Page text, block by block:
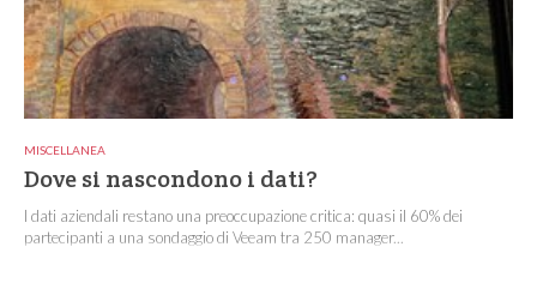
MISCELLANEA
Dove si nascondono i dati?
I dati aziendali restano una preoccupazione critica: quasi il 60% dei
partecipanti a una sondaggio di Veeam tra 250 manager...